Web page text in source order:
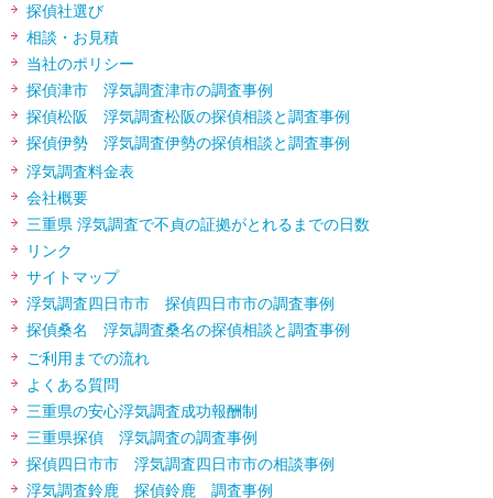
探偵社選び
相談・お見積
当社のポリシー
探偵津市 浮気調査津市の調査事例
探偵松阪 浮気調査松阪の探偵相談と調査事例
探偵伊勢 浮気調査伊勢の探偵相談と調査事例
浮気調査料金表
会社概要
三重県 浮気調査で不貞の証拠がとれるまでの日数
リンク
サイトマップ
浮気調査四日市市 探偵四日市市の調査事例
探偵桑名 浮気調査桑名の探偵相談と調査事例
ご利用までの流れ
よくある質問
三重県の安心浮気調査成功報酬制
三重県探偵 浮気調査の調査事例
探偵四日市市 浮気調査四日市市の相談事例
浮気調査鈴鹿 探偵鈴鹿 調査事例